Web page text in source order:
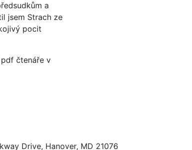
a
jsem Strach ze
pocit
čtenáře v
Drive, Hanover, MD 21076